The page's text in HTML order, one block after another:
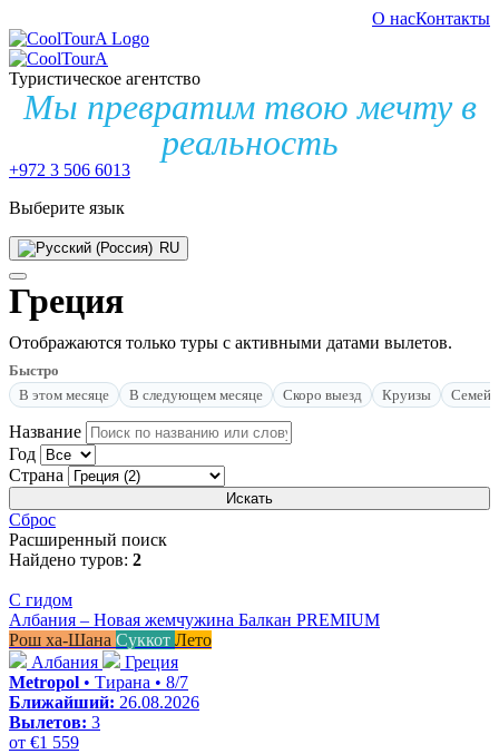
О насКонтакты
Туристическое агентство
Мы превратим твою мечту в
реальность
+972 3 506 6013
Выберите язык
RU
Греция
Отображаются только туры с активными датами вылетов.
Быстро
В этом месяце
В следующем месяце Скоро выезд Круизы
Название
Год
Страна
Искать
Сброс
Расширенный поиск
Найдено туров: 2
С гидом
Албания – Новая жемчужина Балкан PREMIUM
Рош ха-Шана Суккот Лето
Албания
Греция
Metropol • Тирана • 8/7
Ближайший: 26.08.2026
Вылетов: 3
от €1 559